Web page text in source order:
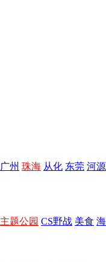
广州 珠海 从化 东莞 河源
主题公园 CS野战 美食